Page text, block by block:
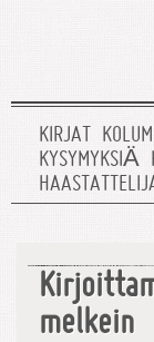
KIRJAT
KYSYMYKSIÄ
melkein